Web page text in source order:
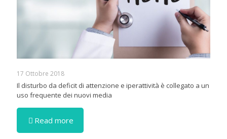
17 Ottobre 2018
Il disturbo da deficit di attenzione e iperattività è collegato a un
uso frequente dei nuovi media
Read more